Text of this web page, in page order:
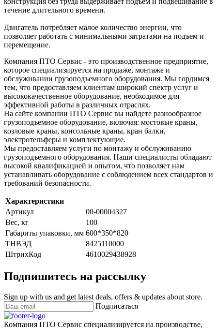
течение длительного времени.
Двигатель потребляет малое количество энергии, что
позволяет работать с минимальными затратами на подъем и
перемещение.
Компания ПТО Сервис - это производственное предприятие,
которое специализируется на продаже, монтаже и
обслуживании грузоподъемного оборудования. Мы гордимся
тем, что предоставляем клиентам широкий спектр услуг и
высококачественное оборудование, необходимое для
эффективной работы в различных отраслях.
На сайте компании ПТО Сервис вы найдете разнообразное
грузоподъемное оборудование, включая: мостовые краны,
козловые краны, консольные краны, кран балки,
электротельферы и комплектующие.
Мы предоставляем услуги по монтажу и обслуживанию
грузоподъемного оборудования. Наши специалисты обладают
высокой квалификацией и опытом, что позволяет нам
устанавливать оборудование с соблюдением всех стандартов и
требований безопасности.
Характеристики
Артикул
00-00004327
Вес, кг
100
Габариты упаковки, мм 600*350*820
ТНВЭД
8425110000
ШтрихКод
4610029438928
Подпишитесь на рассылку
Sign up with us and get latest deals, offers & updates about store.
Подписаться
Компания ПТО Сервис специализируется на производстве,